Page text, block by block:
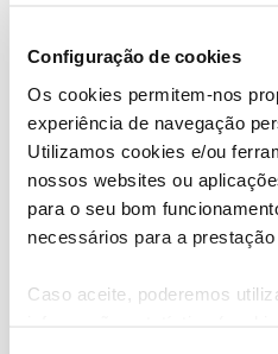
Configuração de cookies
Os cookies permitem-nos
experiência de navegação
Utilizamos cookies e/ou
nossos websites ou
para o seu bom
necessários para a prestação
Caso aceite, poderemos
Descubra as